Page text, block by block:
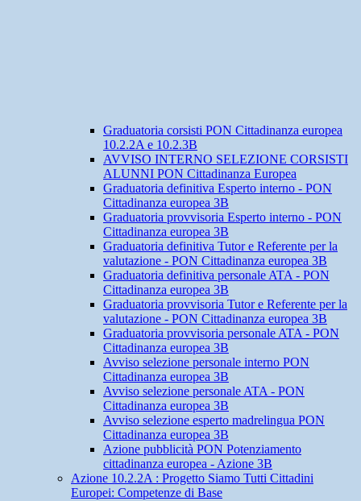
Graduatoria corsisti PON Cittadinanza europea
10.2.2A e 10.2.3B
AVVISO INTERNO SELEZIONE CORSISTI
ALUNNI PON Cittadinanza Europea
Graduatoria definitiva Esperto interno - PON
Cittadinanza europea 3B
Graduatoria provvisoria Esperto interno - PON
Cittadinanza europea 3B
Graduatoria definitiva Tutor e Referente per la
valutazione - PON Cittadinanza europea 3B
Graduatoria definitiva personale ATA - PON
Cittadinanza europea 3B
Graduatoria provvisoria Tutor e Referente per la
valutazione - PON Cittadinanza europea 3B
Graduatoria provvisoria personale ATA - PON
Cittadinanza europea 3B
Avviso selezione personale interno PON
Cittadinanza europea 3B
Avviso selezione personale ATA - PON
Cittadinanza europea 3B
Avviso selezione esperto madrelingua PON
Cittadinanza europea 3B
Azione pubblicità PON Potenziamento
cittadinanza europea - Azione 3B
Azione 10.2.2A : Progetto Siamo Tutti Cittadini
Europei: Competenze di Base